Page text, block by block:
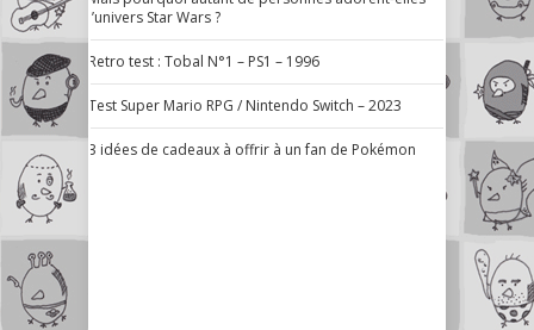
l’univers Star Wars ?
Retro test : Tobal N°1 – PS1 – 1996
Test Super Mario RPG / Nintendo Switch – 2023
3 idées de cadeaux à offrir à un fan de Pokémon